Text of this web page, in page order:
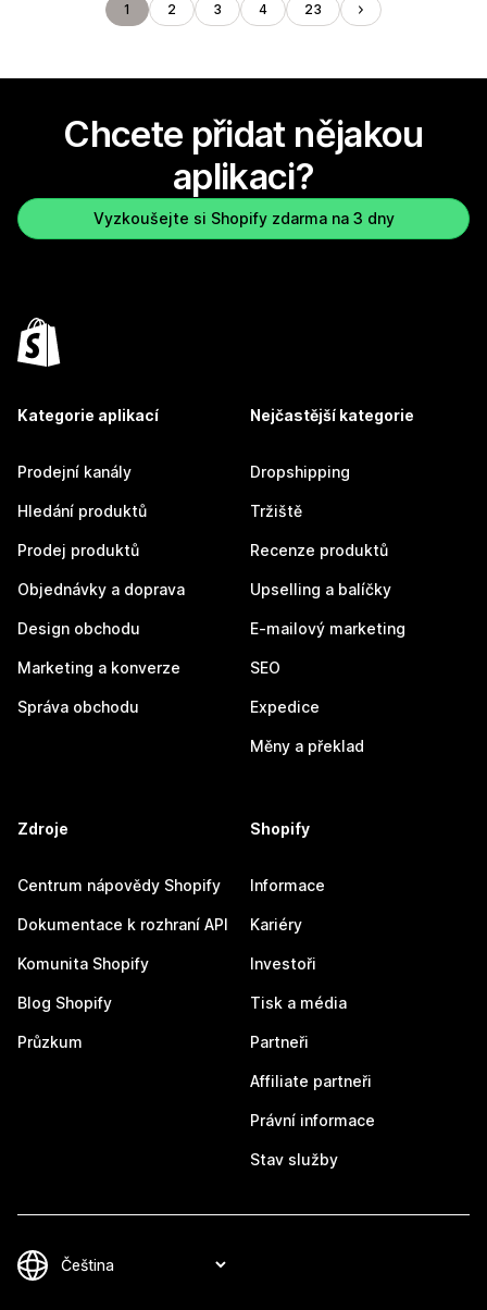
1 2 3 4 23
Chcete přidat nějakou
aplikaci?
Vyzkoušejte si Shopify zdarma na 3 dny
Kategorie aplikací
Prodejní kanály
Hledání produktů
Prodej produktů
Objednávky a doprava
Design obchodu
Marketing a konverze
Správa obchodu
Nejčastější kategorie
Dropshipping
Tržiště
Recenze produktů
Upselling a balíčky
E-mailový marketing
SEO
Expedice
Měny a překlad
Zdroje
Centrum nápovědy Shopify
Dokumentace k rozhraní API
Komunita Shopify
Blog Shopify
Průzkum
Shopify
Informace
Kariéry
Investoři
Tisk a média
Partneři
Affiliate partneři
Právní informace
Stav služby